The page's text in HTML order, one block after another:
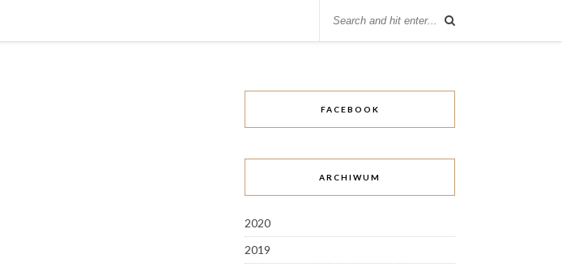
FACEBOOK
ARCHIWUM
2020
2019